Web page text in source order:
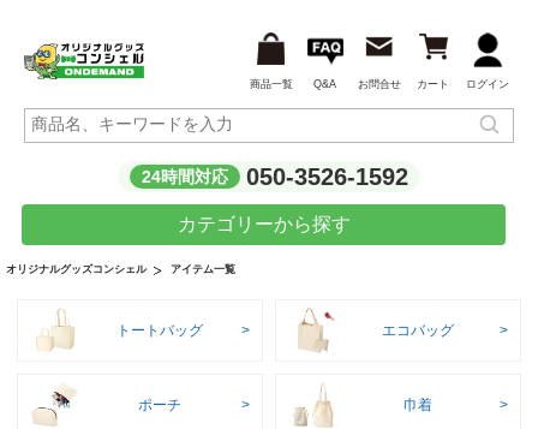
商品一覧 Q&A お問合せ カート ログイン
24時間対応 050-3526-1592
カテゴリーから探す
オリジナルグッズコンシェル アイテム一覧
トートバッグ エコバッグ
ポーチ 巾着